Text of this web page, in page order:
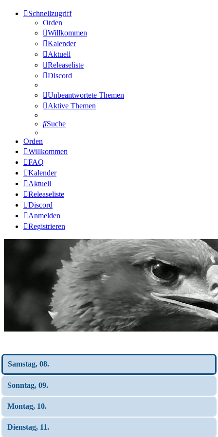
Schnellzugriff
Orden
Willkommen
Kalender
Aktuell
Releaseliste
Discord
Unbeantwortete Themen
Aktive Themen
Suche
Orden
Willkommen
FAQ
Kalender
Aktuell
Releaseliste
Discord
Anmelden
Registrieren
Samstag, 08.
Sonntag, 09.
Montag, 10.
Dienstag, 11.